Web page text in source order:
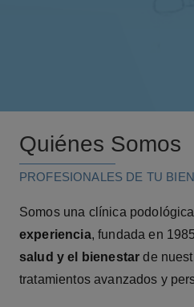
Quiénes Somos
PROFESIONALES DE TU
Somos una clínica
experiencia, fundada en
salud y el bienestar de
tratamientos avanzados y